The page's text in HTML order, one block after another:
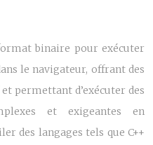
binaire pour exécuter
le navigateur, offrant des
permettant d’exécuter des
et exigeantes en
des langages tels que C++